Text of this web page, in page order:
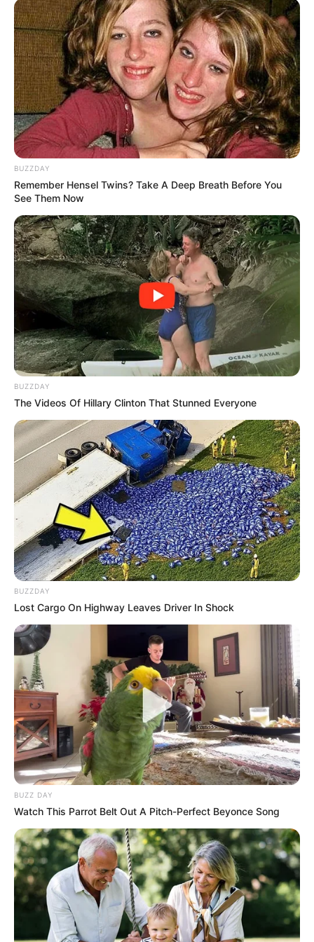
રકમ જમા કરવામાં આવી રહી છે.
BUZZDAY
Remember Hensel Twins? Take A Deep Breath Before You
See Them Now
BUZZDAY
The Videos Of Hillary Clinton That Stunned Everyone
BUZZDAY
Lost Cargo On Highway Leaves Driver In Shock
BUZZ DAY
Watch This Parrot Belt Out A Pitch-Perfect Beyonce Song